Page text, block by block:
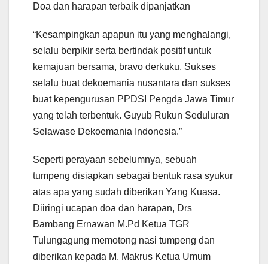
Doa dan harapan terbaik dipanjatkan
“Kesampingkan apapun itu yang menghalangi,
selalu berpikir serta bertindak positif untuk
kemajuan bersama, bravo derkuku. Sukses
selalu buat dekoemania nusantara dan sukses
buat kepengurusan PPDSI Pengda Jawa Timur
yang telah terbentuk. Guyub Rukun Seduluran
Selawase Dekoemania Indonesia.”
Seperti perayaan sebelumnya, sebuah
tumpeng disiapkan sebagai bentuk rasa syukur
atas apa yang sudah diberikan Yang Kuasa.
Diiringi ucapan doa dan harapan, Drs
Bambang Ernawan M.Pd Ketua TGR
Tulungagung memotong nasi tumpeng dan
diberikan kepada M. Makrus Ketua Umum